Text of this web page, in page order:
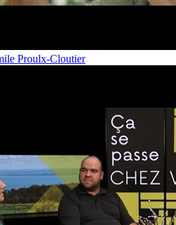
Proulx-Cloutier